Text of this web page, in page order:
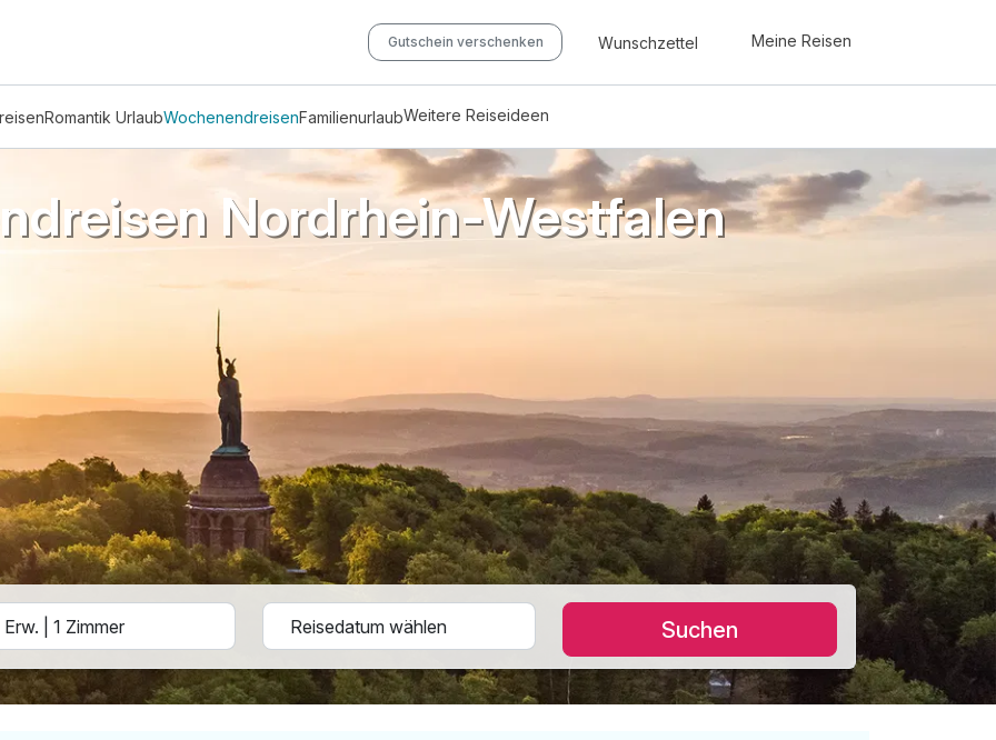
Gutschein verschenken Wunschzettel Meine Reisen
Romantik UrlaubWochenendreisenFamilienurlaubWeitere Reiseideen
Nordrhein-Westfalen
Suchen